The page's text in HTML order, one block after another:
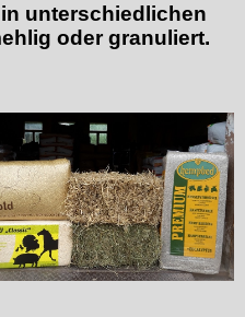
unterschiedlichen
oder granuliert.